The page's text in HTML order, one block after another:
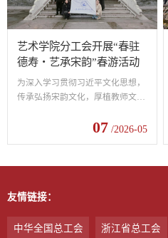
艺术学院分工会开展“春驻
德寿・艺承宋韵”春游活动
为深入学习贯彻习近平文化思想，
传承弘扬宋韵文化，厚植教师文化
学院分工会组织全体教师赴南宋德
动。当日中午，教师队伍从下沙校
站走进南宋德寿宫遗址博物馆，师
摩重华宫复原场景、考古展示与宋
07 /2026-05
友情链接：
中华全国总工会 浙江省总工会